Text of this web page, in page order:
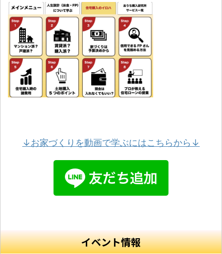
↓お家づくりを動画で学ぶにはこちらから↓
イベント情報